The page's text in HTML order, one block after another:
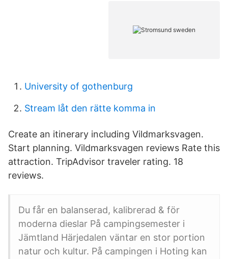
University of gothenburg
Stream låt den rätte komma in
Create an itinerary including Vildmarksvagen.
Start planning. Vildmarksvagen reviews Rate this
attraction. TripAdvisor traveler rating. 18
reviews.
Du får en balanserad, kalibrerad & för
moderna dieslar På campingsemester i
Jämtland Härjedalen väntar en stor portion
natur och kultur. På campingen i Hoting kan